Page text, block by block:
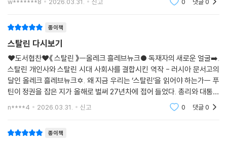
w*******8 2026.03.31. 신고 0 댓글0
종이책
스탈린 다시보기
❤️도서협찬❤️《 스탈린 》ㅡ올레크 흘레브뉴크● 독재자의 새로운 얼굴➡️.
스탈린 개인사와 스탈린 시대 사회사를 결합시킨 역작 - 러시아 문서고의
달인 올레크 흘레브뉴크✡️. 왜 지금 우리는 ‘스탈린’을 읽어야 하는가ㅡ 푸
틴이 정권을 잡은 지가 올해로 벌써 27년차에 접어 들었다. 총리와 대통령
n****4 2026.03.31. 신고 0 댓글0
종이책